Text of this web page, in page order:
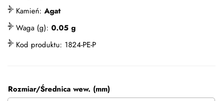
Kamień: Agat
Waga (g): 0.05 g
Kod produktu: 1824-PE-P
Rozmiar/Średnica wew. (mm)